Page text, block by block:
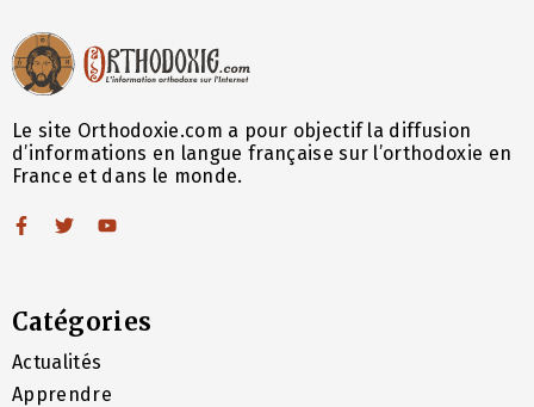
Le site Orthodoxie.com a pour objectif la diffusion
d’informations en langue française sur l’orthodoxie en
France et dans le monde.
Catégories
Actualités
Apprendre